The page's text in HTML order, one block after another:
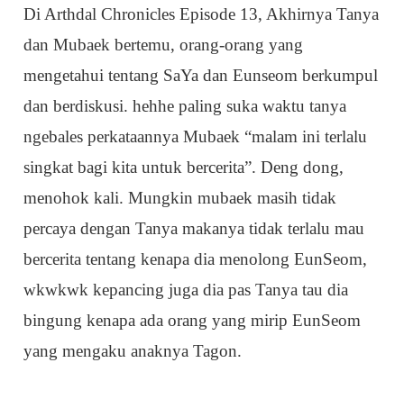
Di Arthdal Chronicles Episode 13, Akhirnya Tanya
dan Mubaek bertemu, orang-orang yang
mengetahui tentang SaYa dan Eunseom berkumpul
dan berdiskusi. hehhe paling suka waktu tanya
ngebales perkataannya Mubaek “malam ini terlalu
singkat bagi kita untuk bercerita”. Deng dong,
menohok kali. Mungkin mubaek masih tidak
percaya dengan Tanya makanya tidak terlalu mau
bercerita tentang kenapa dia menolong EunSeom,
wkwkwk kepancing juga dia pas Tanya tau dia
bingung kenapa ada orang yang mirip EunSeom
yang mengaku anaknya Tagon.